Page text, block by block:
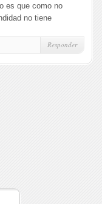
es que como no
no tiene
Responder